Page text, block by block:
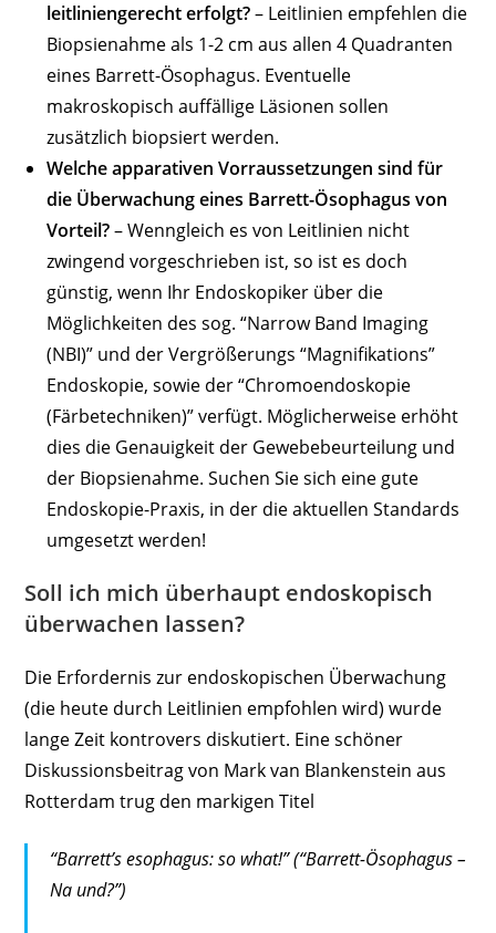
leitliniengerecht erfolgt?– Leitlinien empfehlen die
Biopsienahme als 1-2 cm aus allen 4 Quadranten
eines Barrett-Ösophagus. Eventuelle
makroskopisch auffällige Läsionen sollen
zusätzlich biopsiert werden.
Welche apparativen Vorraussetzungen sind für
die Überwachung eines Barrett-Ösophagus von
Vorteil?– Wenngleich es von Leitlinien nicht
zwingend vorgeschrieben ist, so ist es doch
günstig, wenn Ihr Endoskopiker über die
Möglichkeiten des sog. “Narrow Band Imaging
(NBI)” und der Vergrößerungs “Magnifikations”
Endoskopie, sowie der “Chromoendoskopie
(Färbetechniken)” verfügt. Möglicherweise erhöht
dies die Genauigkeit der Gewebebeurteilung und
der Biopsienahme. Suchen Sie sich eine gute
Endoskopie-Praxis, in der die aktuellen Standards
umgesetzt werden!
Soll ich mich überhaupt endoskopisch
überwachen lassen?
Die Erfordernis zur endoskopischen Überwachung
(die heute durch Leitlinien empfohlen wird) wurde
lange Zeit kontrovers diskutiert. Eine schöner
Diskussionsbeitrag von Mark van Blankenstein aus
Rotterdam trug den markigen Titel
“Barrett’s esophagus: so what!” (“Barrett-Ösophagus –
Na und?”)